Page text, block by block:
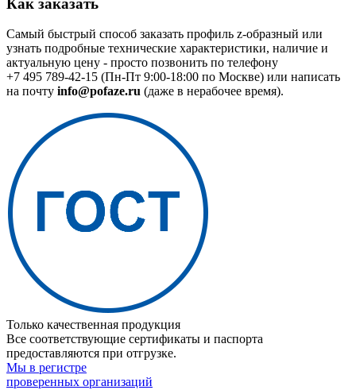
Самый быстрый способ заказать профиль z-образный или
узнать подробные технические характеристики, наличие и
актуальную цену - просто позвонить по телефону
+7 495 789-42-15 (Пн-Пт 9:00-18:00 по Москве) или написать
на почту info@pofaze.ru (даже в нерабочее время).
Только качественная продукция
Все соответствующие сертификаты и паспорта
предоставляются при отгрузке.
Мы в регистре
проверенных организаций